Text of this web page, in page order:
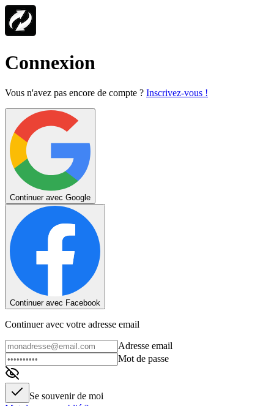
Connexion
Vous n'avez pas encore de compte ? Inscrivez-vous !
Continuer avec Google
Continuer avec Facebook
Continuer avec votre adresse email
Adresse email
Mot de passe
Se souvenir de moi